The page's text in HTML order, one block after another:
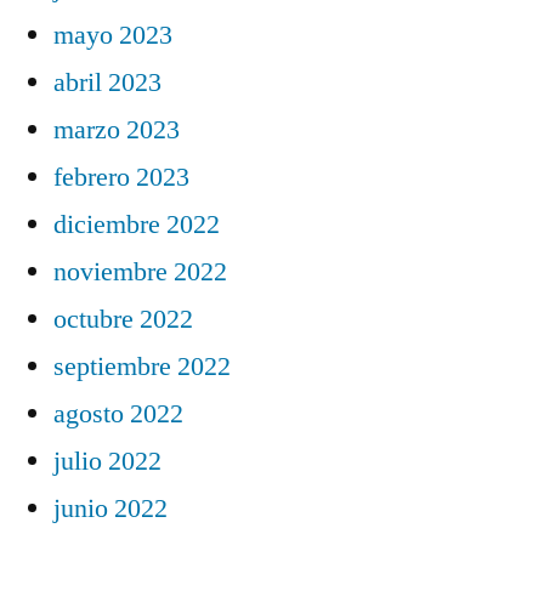
mayo 2023
abril 2023
marzo 2023
febrero 2023
diciembre 2022
noviembre 2022
octubre 2022
septiembre 2022
agosto 2022
julio 2022
junio 2022